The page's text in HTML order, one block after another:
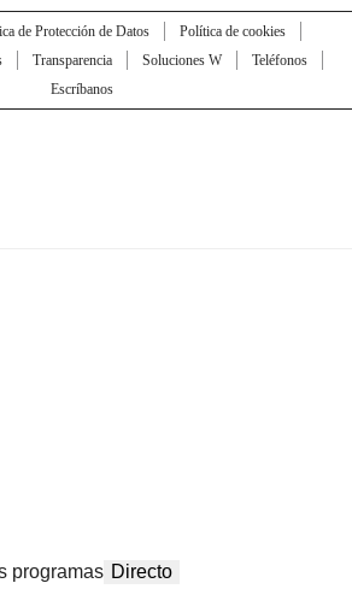
de Protección de Datos
Política de cookies
Transparencia Soluciones W
Teléfonos
Escríbanos
programas Directo